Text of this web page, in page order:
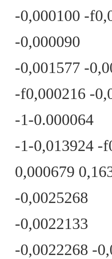
-0,000100 -
-0,000090
-0,001577 -
-f0,000216 -
-1-0.000064
-1-0,013924 -
0,000679
-0,0025268
-0,0022133
-0,0022268 -